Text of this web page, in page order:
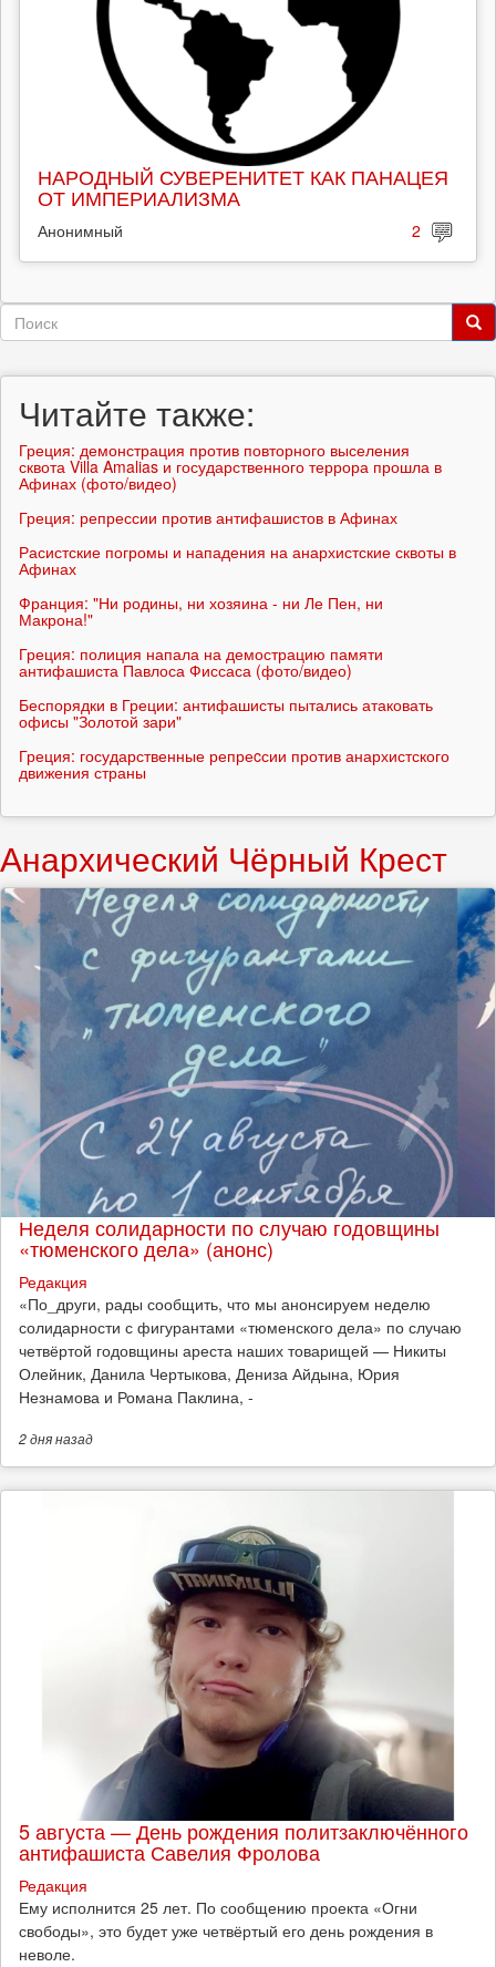
НАРОДНЫЙ СУВЕРЕНИТЕТ КАК ПАНАЦЕЯ
ОТ ИМПЕРИАЛИЗМА
Анонимный 2
Форма
Читайте также:
Греция: демонстрация против повторного выселения
сквота Villa Amalias и государственного террора прошла в
Афинах (фото/видео)
Греция: репрессии против антифашистов в Афинах
Расистские погромы и нападения на анархистские сквоты в
Афинах
Франция: "Ни родины, ни хозяина - ни Ле Пен, ни
Макрона!"
Греция: полиция напала на демострацию памяти
антифашиста Павлоса Фиссаса (фото/видео)
Беспорядки в Греции: антифашисты пытались атаковать
офисы "Золотой зари"
Греция: государственные репреcсии против анархистского
движения страны
Анархический Чёрный Крест
Неделя солидарности по случаю годовщины
«тюменского дела» (анонс)
Редакция
​«По_други, рады сообщить, что мы анонсируем неделю
солидарности с фигурантами «тюменского дела» по случаю
четвёртой годовщины ареста наших товарищей — Никиты
Олейник, Данила Чертыкова, Дениза Айдына, Юрия
Незнамова и Романа Паклина, -
2 дняназад
5 августа — День рождения политзаключённого
антифашиста Савелия Фролова
Редакция
Ему исполнится 25 лет. По сообщению проекта «Огни
свободы», это будет уже четвёртый его день рождения в
неволе.